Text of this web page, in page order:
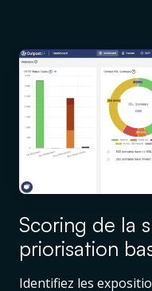
Scoring de la
priorisation
Identifiez les